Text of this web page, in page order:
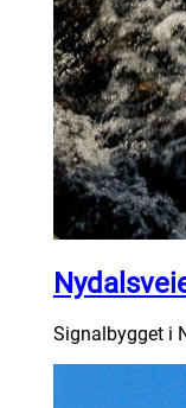
Signalbygget i